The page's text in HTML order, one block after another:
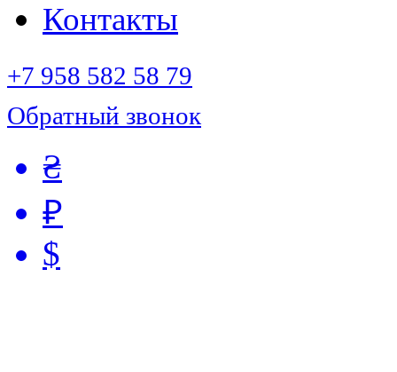
Контакты
+7 958 582 58 79
Обратный звонок
₴
₽
$